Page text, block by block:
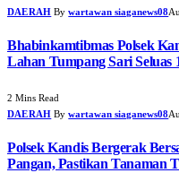
DAERAH By wartawan siaganews08
Bhabinkamtibmas Polsek
Lahan Tumpang Sari Seluas
2 Mins Read
DAERAH By wartawan siaganews08
Polsek Kandis Bergerak
Pangan, Pastikan Tanaman